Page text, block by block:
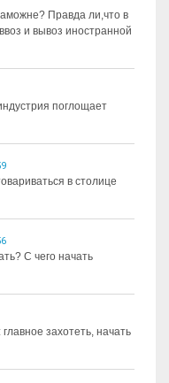
Правда ли,что в
и вывоз иностранной
поглощает
в столице
С чего начать
захотеть, начать